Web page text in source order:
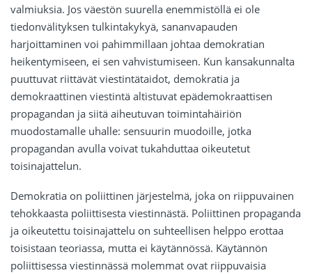
valmiuksia. Jos väestön suurella enemmistöllä ei ole
tiedonvälityksen tulkintakykyä, sananvapauden
harjoittaminen voi pahimmillaan johtaa demokratian
heikentymiseen, ei sen vahvistumiseen. Kun kansakunnalta
puuttuvat riittävät viestintätaidot, demokratia ja
demokraattinen viestintä altistuvat epädemokraattisen
propagandan ja siitä aiheutuvan toimintahäiriön
muodostamalle uhalle: sensuurin muodoille, jotka
propagandan avulla voivat tukahduttaa oikeutetut
toisinajattelun.
Demokratia on poliittinen järjestelmä, joka on riippuvainen
tehokkaasta poliittisesta viestinnästä. Poliittinen propaganda
ja oikeutettu toisinajattelu on suhteellisen helppo erottaa
toisistaan teoriassa, mutta ei käytännössä. Käytännön
poliittisessa viestinnässä molemmat ovat riippuvaisia